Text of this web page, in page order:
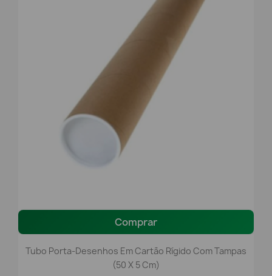
Comprar
Tubo Porta-Desenhos Em Cartão Rígido Com Tampas
(50 X 5 Cm)